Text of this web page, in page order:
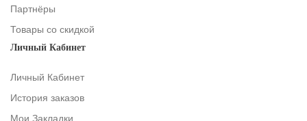
Партнёры
Товары со скидкой
Личный Кабинет
Личный Кабинет
История заказов
Мои Закладки